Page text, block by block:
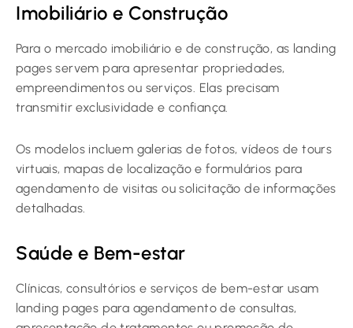
Imobiliário e Construção
Para o mercado imobiliário e de construção, as landing
pages servem para apresentar propriedades,
empreendimentos ou serviços. Elas precisam
transmitir exclusividade e confiança.
Os modelos incluem galerias de fotos, vídeos de tours
virtuais, mapas de localização e formulários para
agendamento de visitas ou solicitação de informações
detalhadas.
Saúde e Bem-estar
Clínicas, consultórios e serviços de bem-estar usam
landing pages para agendamento de consultas,